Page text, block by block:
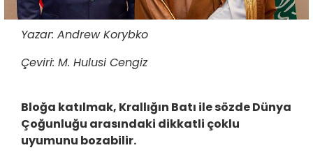
Yazar: Andrew Korybko
Çeviri: M. Hulusi Cengiz
Bloğa katılmak, Krallığın Batı ile sözde Dünya
Çoğunluğu arasındaki dikkatli çoklu
uyumunu bozabilir.